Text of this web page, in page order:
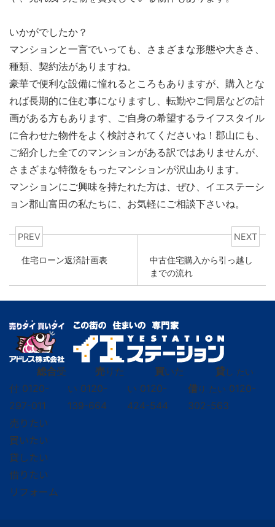
いかがでしたか？
マンションと一言でいっても、さまざまな形態や大きさ、
種類、契約法がありますね。
豪華で便利な設備に憧れるところもありますが、購入とな
れば長期的に住む事になりますし、転勤やご同居などの計
画がある方もあります、ご自身の希望するライフスタイル
に合わせた物件をよく検討されてくださいね！郡山にも、
ご紹介した全てのマンションがある訳ではありませんが、
さまざまな特徴をもったマンションが沢山あります。
マンションにご興味を持たれた方は、ぜひ、イエステーシ
ョン郡山富田の私たちに、お気軽にご相談下さいね。
PREV
住宅ローン返済計画表
NEXT
中古住宅購入から引っ越し
までの流れ
総合受
付 0120-
297-011
売りた
い 0120-
139-664
買いた
い 0120-
424-544
貸し たい
借り たい 0120-
302-563
売りたい
買いたい
貸したい
借りたい
リフォーム